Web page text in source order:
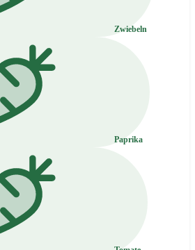
Zwiebeln
Paprika